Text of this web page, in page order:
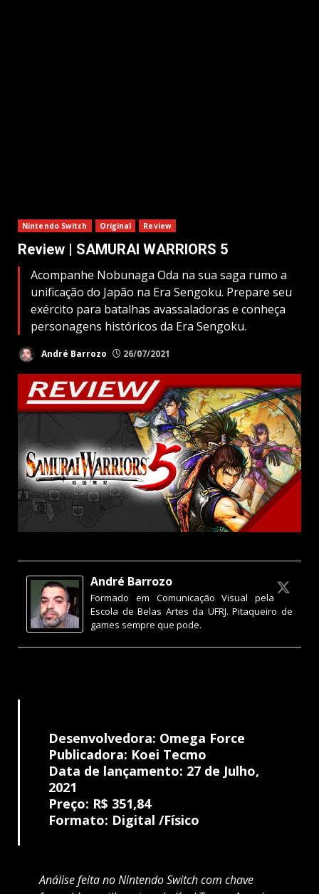
Nintendo Switch Original Review
Review | SAMURAI WARRIORS 5
Acompanhe Nobunaga Oda na sua saga rumo a
unificação do Japão na Era Sengoku. Prepare seu
exército para batalhas avassaladoras e conheça
personagens históricos da Era Sengoku.
André Barrozo 26/07/2021
André Barrozo
Formado em Comunicação Visual pela
Escola de Belas Artes da UFRJ. Pitaqueiro de
games sempre que pode.
Desenvolvedora: Omega Force
Publicadora: Koei Tecmo
Data de lançamento: 27 de Julho,
2021
Preço: R$ 351,84
Formato: Digital /Físico
Análise feita no Nintendo Switch com chave